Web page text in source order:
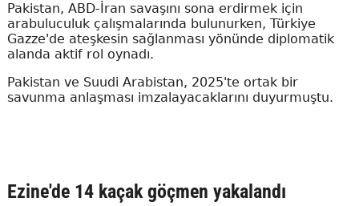
Pakistan, ABD-İran savaşını sona erdirmek için
arabuluculuk çalışmalarında bulunurken, Türkiye
Gazze'de ateşkesin sağlanması yönünde diplomatik
alanda aktif rol oynadı.
Pakistan ve Suudi Arabistan, 2025'te ortak bir
savunma anlaşması imzalayacaklarını duyurmuştu.
Ezine'de 14 kaçak göçmen yakalandı